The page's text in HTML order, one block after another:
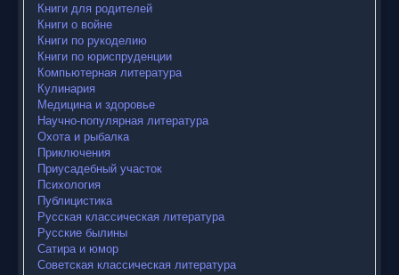
Книги для родителей
Книги о войне
Книги по рукоделию
Книги по юриспруденции
Компьютерная литература
Кулинария
Медицина и здоровье
Научно-популярная литература
Охота и рыбалка
Приключения
Приусадебный участок
Психология
Публицистика
Русская классическая литература
Русские былины
Сатира и юмор
Советская классическая литература